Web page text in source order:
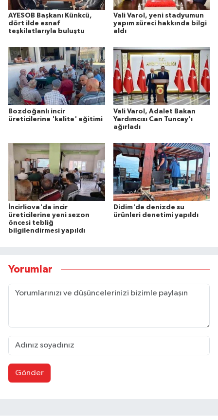
AYESOB Başkanı Künkcü,
dört ilde esnaf
teşkilatlarıyla buluştu
Vali Varol, yeni stadyumun
yapım süreci hakkında bilgi
aldı
Bozdoğanlı incir
üreticilerine 'kalite' eğitimi
Vali Varol, Adalet Bakan
Yardımcısı Can Tuncay'ı
ağırladı
İncirliova'da incir
üreticilerine yeni sezon
öncesi tebliğ
bilgilendirmesi yapıldı
Didim'de denizde su
ürünleri denetimi yapıldı
Yorumlar
Gönder